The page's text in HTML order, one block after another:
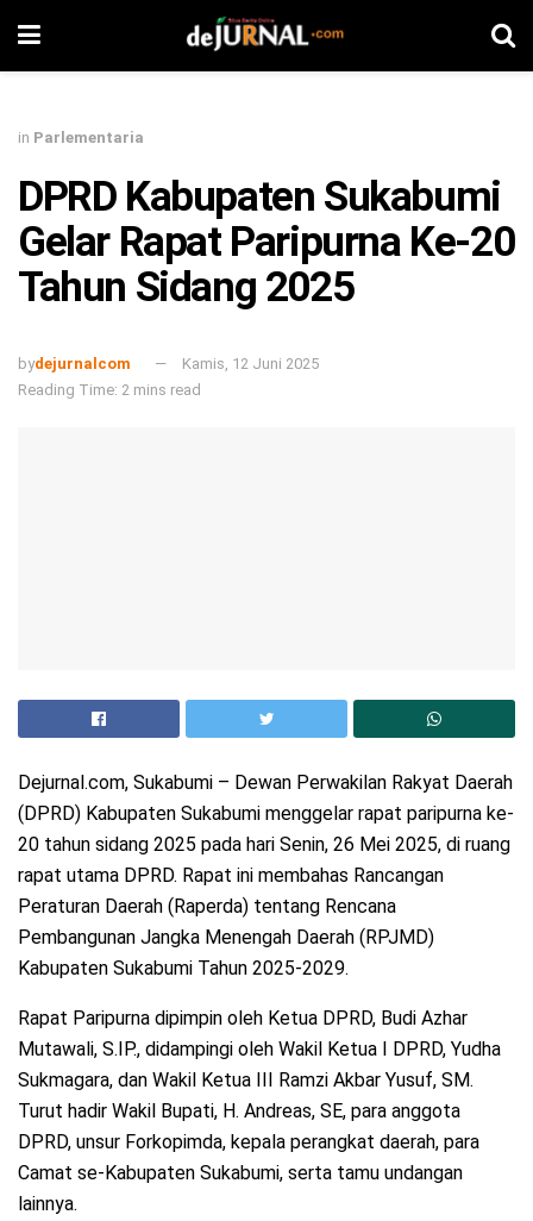
in Parlementaria
DPRD Kabupaten Sukabumi
Gelar Rapat Paripurna Ke-20
Tahun Sidang 2025
bydejurnalcom
Kamis, 12 Juni 2025
Reading Time: 2 mins read
Dejurnal.com, Sukabumi – Dewan Perwakilan Rakyat Daerah
(DPRD) Kabupaten Sukabumi menggelar rapat paripurna ke-
20 tahun sidang 2025 pada hari Senin, 26 Mei 2025, di ruang
rapat utama DPRD. Rapat ini membahas Rancangan
Peraturan Daerah (Raperda) tentang Rencana
Pembangunan Jangka Menengah Daerah (RPJMD)
Kabupaten Sukabumi Tahun 2025-2029.
Rapat Paripurna dipimpin oleh Ketua DPRD, Budi Azhar
Mutawali, S.IP., didampingi oleh Wakil Ketua I DPRD, Yudha
Sukmagara, dan Wakil Ketua III Ramzi Akbar Yusuf, SM.
Turut hadir Wakil Bupati, H. Andreas, SE, para anggota
DPRD, unsur Forkopimda, kepala perangkat daerah, para
Camat se-Kabupaten Sukabumi, serta tamu undangan
lainnya.